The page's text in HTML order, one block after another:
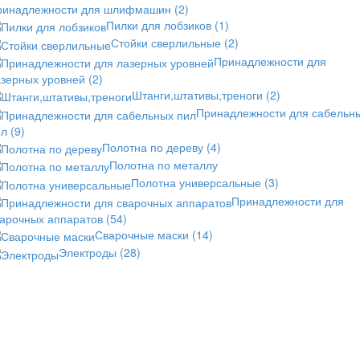
для шлифмашин (2)
Пилки для лобзиков (1)
Стойки сверлильные (2)
Принадлежности для
уровней (2)
Штанги,штативы,треноги (2)
Принадлежности для
(9)
Полотна по дереву (4)
Полотна по металлу
Полотна универсальные (3)
Принадлежности для
аппаратов (54)
Сварочные маски (14)
Электроды (28)